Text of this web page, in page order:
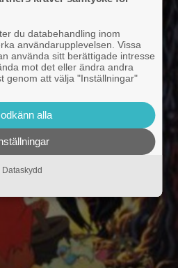
du databehandling inom
användarupplevelsen. Vissa
använda sitt berättigade intresse
mot det eller ändra andra
genom att välja "Inställningar"
alla
Dataskydd